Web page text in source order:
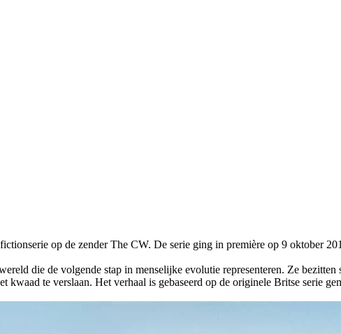
op de zender The CW. De serie ging in première op 9 oktober
die de volgende stap in menselijke evolutie representeren. Ze
kwaad te verslaan. Het verhaal is gebaseerd op de originele Britse serie